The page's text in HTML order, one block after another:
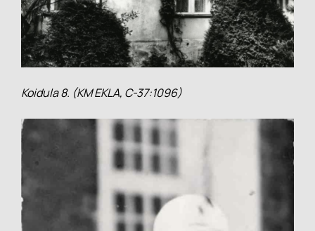
Koidula 8. (KM EKLA, C-37:1096)